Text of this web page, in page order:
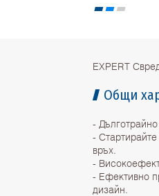
EXPERT
Общи
-
-
връх.
-
- Ефективно
дизайн.